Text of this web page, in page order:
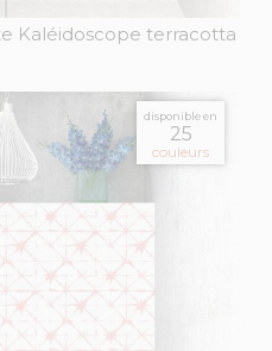
Kaléidoscope terracotta
disponible en
25
couleurs